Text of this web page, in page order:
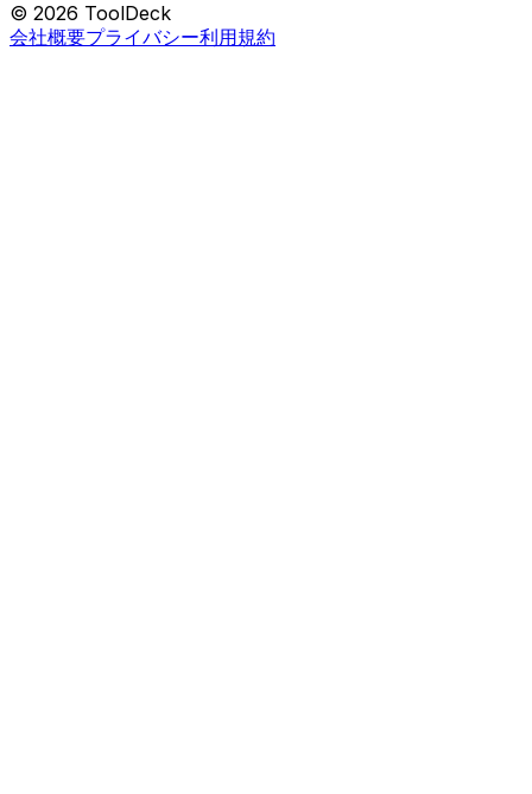
© 2026 ToolDeck
会社概要プライバシー利用規約